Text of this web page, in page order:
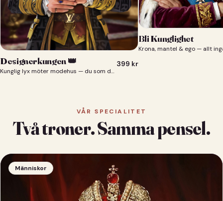
Designerkungen 👑
Kunglig lyx möter modehus — du som designerkung 👑
399 kr
Bli Kunglighet
Krona, mantel & ego — allt
VÅR SPECIALITET
Två troner. Samma pensel.
Människor